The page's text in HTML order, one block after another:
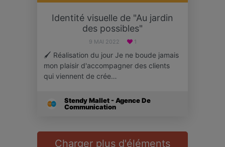
Identité visuelle de "Au jardin
des possibles"
9 MAI 2022 1
🖌 Réalisation du jour Je ne boude jamais
mon plaisir d'accompagner des clients
qui viennent de crée…
Stendy Mallet - Agence De
Communication
Charger plus d'éléments